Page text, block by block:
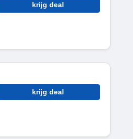
krijg deal
krijg deal